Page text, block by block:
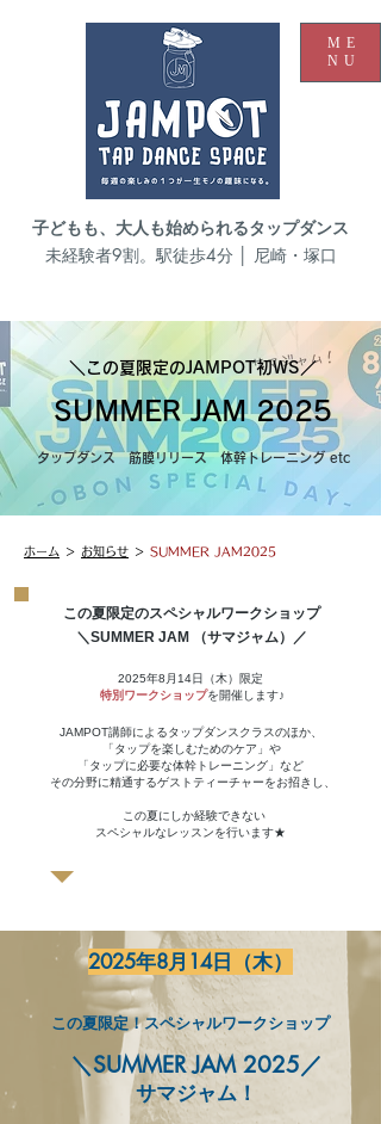
ME
NU
子どもも、大人も始められるタップダンス
未経験者9割。駅徒歩4分 │ 尼崎・塚口
＼この夏限定のJAMPOT初WS／
SUMMER JAM 2025
タップダンス 筋膜リリース 体幹トレーニング etc
ホーム ＞ お知らせ ＞ SUMMER JAM2025
この夏限定のスペシャルワークショップ
＼SUMMER JAM （サマジャム）／
2025年8月14日（木）限定
特別ワークショップを開催します♪
JAMPOT講師によるタップダンスクラスのほか、
「タップを楽しむためのケア」や
「タップに必要な体幹トレーニング」など
その分野に精通するゲストティーチャーをお招きし、
この夏にしか経験できない
スペシャルなレッスンを行います★
​2025年8月14日（木）
この夏限定！スペシャルワークショップ
＼SUMMER JAM 2025／
サマジャム！